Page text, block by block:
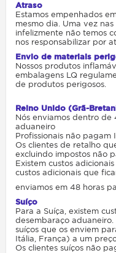
Atraso
Estamos empenhados
mesmo dia. Uma vez
infelizmente não temos
nos responsabilizar por
Envio de materiais
Nossos produtos
embalagens LQ
de produtos perigosos.
Reino Unido (Grã-
Nós enviamos dentro de
aduaneiro
Profissionais não pagam
Os clientes de retalho
excluindo impostos não
Existem custos
custos adicionais que
enviamos em 48 horas
Suíço
Para a Suíça, existem
desembaraço aduaneiro.
suíços que os enviem
Itália, França) a um
Os clientes suíços não